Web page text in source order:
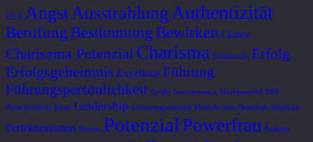
2016 Angst Ausstrahlung Authentizität
Berufung Bestimmung Bewirken Chance
Charisama Potenzial Charisma Effektivität Erfolg
Erfolgsgeheimnis Exzellenz Führung
Führungspersönlichkeit Größe herzensvision Hochsensibel HSP
Persönlichkeit Krise Leadership Leistungspotenzial Mediale Sein Botschaft Mindshit
Perfektionismus Potenz Potenzial Powerfrau Präsenz